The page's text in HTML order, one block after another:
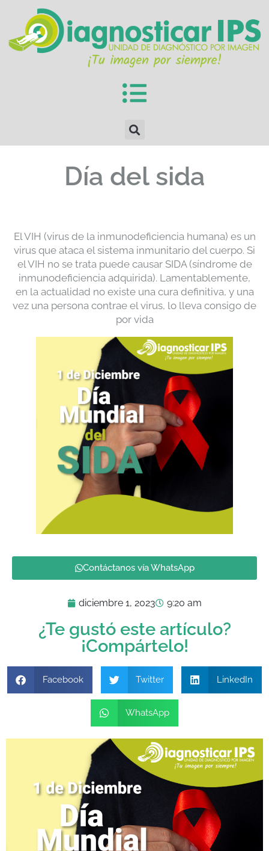
Día del sida
El VIH (virus de la inmunodeficiencia humana) es un
virus que ataca el sistema inmunitario del cuerpo. Si
el VIH no se trata puede causar SIDA (síndrome de
inmunodeficiencia adquirida). Lamentablemente,
en la actualidad no existe una cura definitiva, y una
vez una persona contrae el virus, lo lleva consigo de
por vida
Contáctanos vía WhatsApp
diciembre 1, 2023 9:20 am
¿Te gustó este artículo?
¡Compártelo!
Facebook Twitter LinkedIn
WhatsApp